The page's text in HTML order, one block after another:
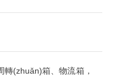
轉(zhuǎn)箱、物流箱，